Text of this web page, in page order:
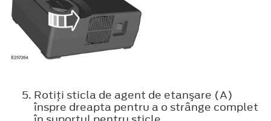
Rotiţi sticla de agent de etanşare (A)
înspre dreapta pentru a o strânge complet